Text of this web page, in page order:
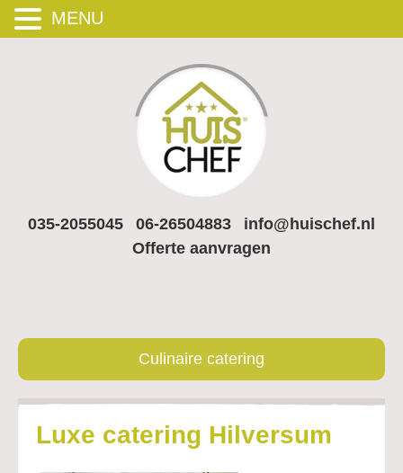
035-2055045 06-26504883
info@huischef.nl
Offerte aanvragen
Culinaire catering
Luxe catering Hilversum
MENU